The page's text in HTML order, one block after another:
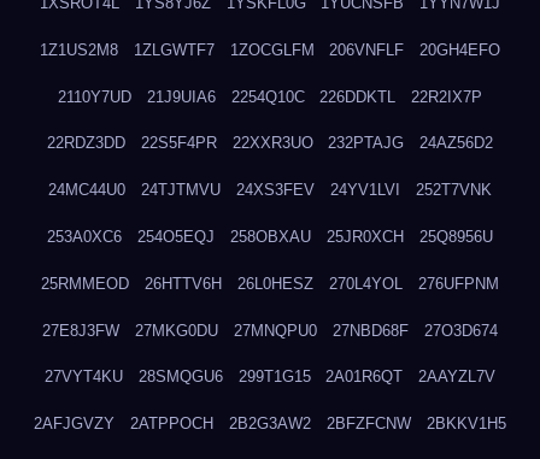
1Z1US2M8 1ZLGWTF7 1ZOCGLFM 206VNFLF 20GH4EFO
2110Y7UD 21J9UIA6 2254Q10C 226DDKTL 22R2IX7P
22RDZ3DD 22S5F4PR 22XXR3UO 232PTAJG 24AZ56D2
24MC44U0 24TJTMVU 24XS3FEV 24YV1LVI 252T7VNK
253A0XC6 254O5EQJ 258OBXAU 25JR0XCH 25Q8956U
25RMMEOD 26HTTV6H 26L0HESZ 270L4YOL 276UFPNM
27E8J3FW 27MKG0DU 27MNQPU0 27NBD68F 27O3D674
27VYT4KU 28SMQGU6 299T1G15 2A01R6QT 2AAYZL7V
2AFJGVZY 2ATPPOCH 2B2G3AW2 2BFZFCNW 2BKKV1H5